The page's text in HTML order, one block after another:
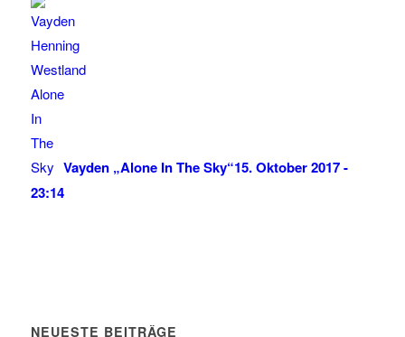
Vayden „Alone In The Sky“15. Oktober 2017 -
23:14
NEUESTE BEITRÄGE